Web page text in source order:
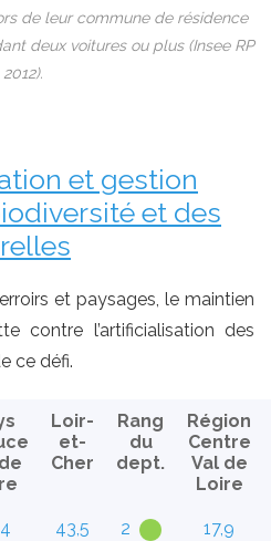
de leur commune de résidence
deux voitures ou plus (Insee RP
2012).
et gestion
et des
et paysages, le maintien
contre l’artificialisation des
ce défi.
Loir-
et-
Cher
Rang
du
dept.
Région
Centre
Val de
Loire
43,5 2 17,9